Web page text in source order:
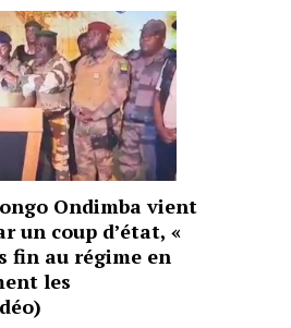
Ondimba vient
un coup d’état, «
fin au régime en
les